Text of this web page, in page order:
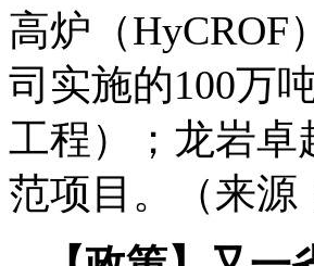
高炉（HyCROF
司实施的100万
工程）；龙岩卓
范项目。（来源